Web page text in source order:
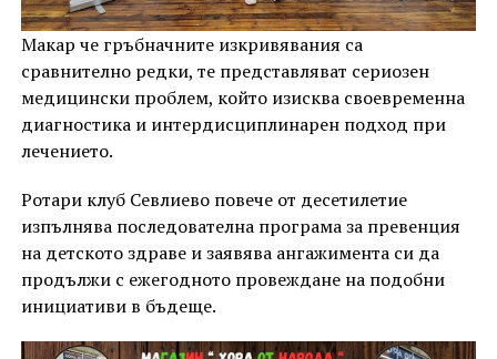
Макар че гръбначните изкривявания са
сравнително редки, те представляват сериозен
медицински проблем, който изисква своевременна
диагностика и интердисциплинарен подход при
лечението.
Ротари клуб Севлиево повече от десетилетие
изпълнява последователна програма за превенция
на детското здраве и заявява ангажимента си да
продължи с ежегодното провеждане на подобни
инициативи в бъдеще.